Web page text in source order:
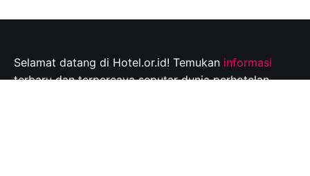
Selamat datang di Hotel.or.id! Temukan informasi
terbaru dan terpercaya seputar dunia perhotelan,